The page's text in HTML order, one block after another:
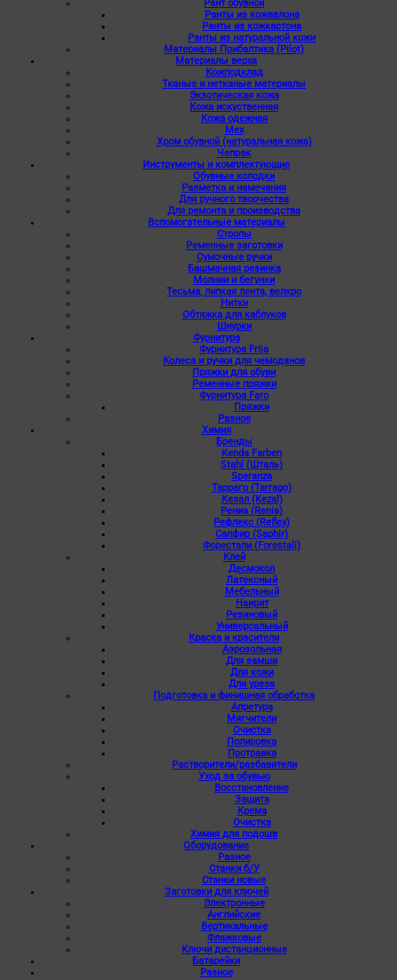
Рант обувной
Ранты из кожвалона
Ранты из кожкартона
Ранты из натуральной кожи
Материалы Прибалтика (Pilot)
Материалы верха
Кожподклад
Тканые и нетканые материалы
Экзотическая кожа
Кожа искуственная
Кожа одежная
Мех
Хром обувной (натуральная кожа)
Чепрак
Инструменты и комплектующие
Обувные колодки
Разметка и намечания
Для ручного творчества
Для ремонта и производства
Вспомогательные материалы
Стропы
Ременные заготовки
Сумочные ручки
Башмачная резинка
Молнии и бегунки
Тесьма, липкая лента, велкро
Нитки
Обтяжка для каблуков
Шнурки
Фурнитура
Фурнитура Frija
Колеса и ручки для чемоданов
Пряжки для обуви
Ременные пряжки
Фурнитура Faro
Пряжки
Разное
Химия
Бренды
Kenda Farben
Stahl (Шталь)
Speranza
Тарраго (Tarrago)
Кезал (Kezal)
Рениа (Renia)
Рефлекс (Reflex)
Сапфир (Saphir)
Форестали (Forestali)
Клей
Десмокол
Латексный
Мебельный
Наирит
Резиновый
Универсальный
Краска и красители
Аэрозольная
Для замши
Для кожи
Для уреза
Подготовка и финишная обработка
Апретура
Мягчители
Очистка
Полировка
Протравка
Растворители/разбавители
Уход за обувью
Восстановление
Защита
Крема
Очистка
Химия для подошв
Оборудование
Разное
Станки б/У
Станки новые
Заготовки для ключей
Электронные
Английские
Вертикальные
Флажковые
Ключи дистанционные
Батарейки
Разное